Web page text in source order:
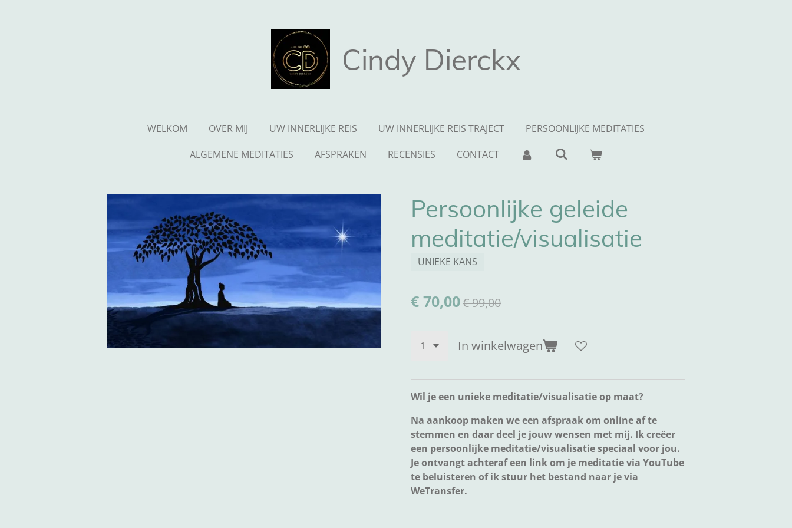
Cindy Dierckx
WELKOM OVER MIJ UW INNERLIJKE REIS UW INNERLIJKE REIS TRAJECT
PERSOONLIJKE MEDITATIES
ALGEMENE MEDITATIES
AFSPRAKEN RECENSIES CONTACT
Persoonlijke geleide
meditatie/visualisatie
UNIEKE KANS
€ 70,00€ 99,00
In winkelwagen
Wil je een unieke meditatie/visualisatie op maat?
Na aankoop maken we een afspraak om online af te
stemmen en daar deel je jouw wensen met mij. Ik creëer
een persoonlijke meditatie/visualisatie speciaal voor jou.
Je ontvangt achteraf een link om je meditatie via YouTube
te beluisteren of ik stuur het bestand naar je via
WeTransfer.